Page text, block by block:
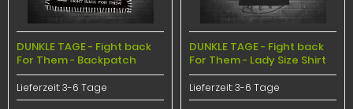
DUNKLE TAGE - Fight back
For Them - Backpatch
Lieferzeit:3-6 Tage
DUNKLE TAGE - Fight back
For Them - Lady Size Shirt
Lieferzeit:3-6 Tage